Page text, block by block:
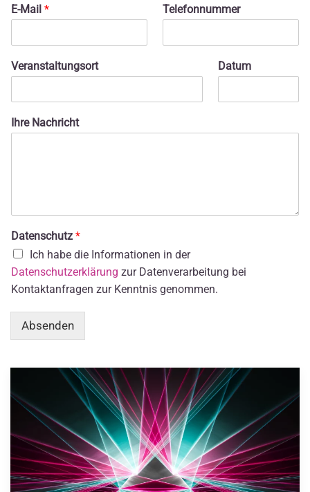
E-Mail * Telefonnummer
Veranstaltungsort Datum
Ihre Nachricht
Datenschutz *
Ich habe die Informationen in der
Datenschutzerklärung zur Datenverarbeitung bei
Kontaktanfragen zur Kenntnis genommen.
Absenden